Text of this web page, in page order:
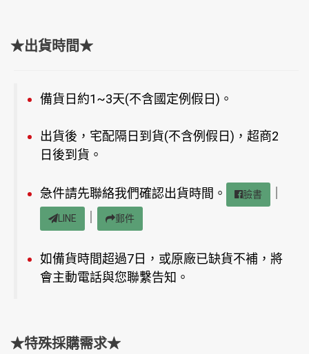
★出貨時間★
備貨日約1~3天(不含國定例假日)。
出貨後，宅配隔日到貨(不含例假日)，超商2
日後到貨。
急件請先聯絡我們確認出貨時間。 臉書
LINE 郵件
如備貨時間超過7日，或原廠已缺貨不補，將
會主動電話與您聯繫告知。
★特殊採購需求★